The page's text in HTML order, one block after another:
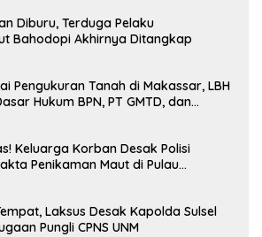
Diburu, Terduga Pelaku
Bahodopi Akhirnya Ditangkap
Pengukuran Tanah di Makassar, LBH
Hukum BPN, PT GMTD, dan
Keluarga Korban Desak Polisi
Penikaman Maut di Pulau
Laksus Desak Kapolda Sulsel
Pungli CPNS UNM